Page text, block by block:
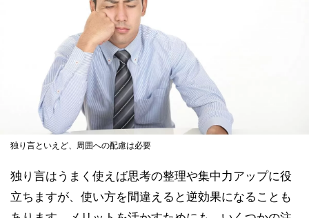
独り言といえど、周囲への配慮は必要
独り言はうまく使えば思考の整理や集中力アップに役
立ちますが、使い方を間違えると逆効果になることも